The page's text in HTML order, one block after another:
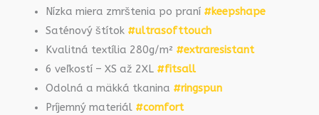
Nízka miera zmrštenia po praní #keepshape
Saténový štítok #ultrasofttouch
Kvalitná textília 280g/m² #extraresistant
6 veľkostí – XS až 2XL #fitsall
Odolná a mäkká tkanina #ringspun
Príjemný materiál #comfort